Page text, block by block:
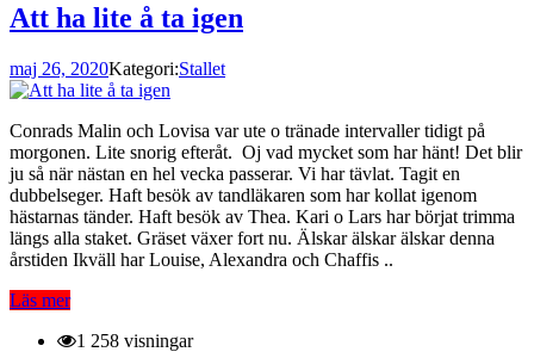
Att ha lite å ta igen
maj 26, 2020Kategori:Stallet
Conrads Malin och Lovisa var ute o tränade intervaller tidigt på
morgonen. Lite snorig efteråt. Oj vad mycket som har hänt! Det blir
ju så när nästan en hel vecka passerar. Vi har tävlat. Tagit en
dubbelseger. Haft besök av tandläkaren som har kollat igenom
hästarnas tänder. Haft besök av Thea. Kari o Lars har börjat trimma
längs alla staket. Gräset växer fort nu. Älskar älskar älskar denna
årstiden Ikväll har Louise, Alexandra och Chaffis ..
Läs mer
1 258 visningar